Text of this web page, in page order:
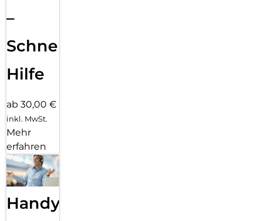
–
Schnelle
Hilfe
ab 30,00 €
inkl. MwSt.
Mehr
erfahren
Handy